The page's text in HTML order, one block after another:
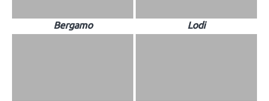
Bergamo Lodi